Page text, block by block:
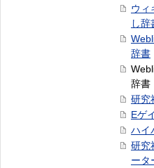
ウィ
し辞
辞書
辞書
研究
Eゲ
ハイ
研究
ータ